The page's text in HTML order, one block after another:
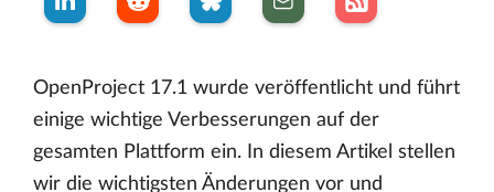
OpenProject 17.1 wurde veröffentlicht und führt
einige wichtige Verbesserungen auf der
gesamten Plattform ein. In diesem Artikel stellen
wir die wichtigsten Änderungen vor und